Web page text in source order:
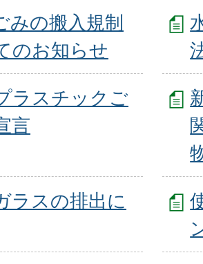
みの搬入規制
のお知らせ
ラスチックご
言
ラスの排出に